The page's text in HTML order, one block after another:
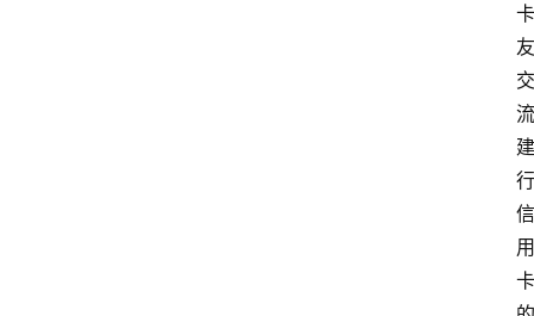
卡
友
交
流
建
行
信
用
卡